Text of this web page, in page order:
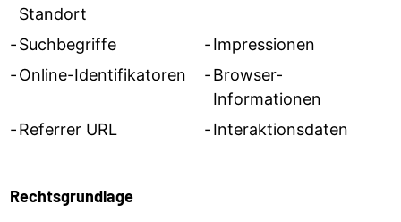
Standort
Suchbegriffe
Impressionen
Online-Identifikatoren
Browser-
Informationen
Referrer URL
Interaktionsdaten
Rechtsgrundlage